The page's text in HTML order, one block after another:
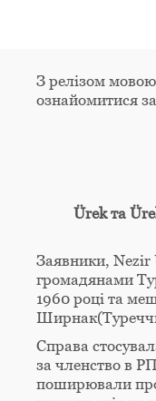
З релізом
ознайомитися за
Ürek та
Заявники, Nezir
громадянами
1960 році та
Справа
за членство в
поширювали